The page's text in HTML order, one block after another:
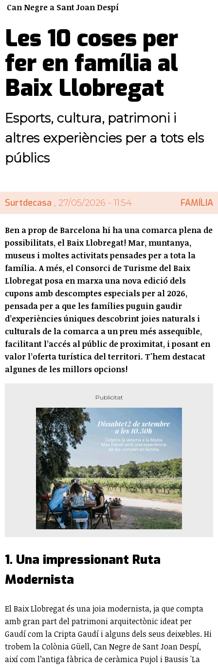
Can Negre a Sant Joan Despí
Les 10 coses per
fer en família al
Baix Llobregat
Esports, cultura, patrimoni i
altres experiències per a tots els
públics
Surtdecasa , 27/05/2026 - 11:54 FAMÍLIA
Ben a prop de Barcelona hi ha una comarca plena de
possibilitats, el Baix Llobregat! Mar, muntanya,
museus i moltes activitats pensades per a tota la
família. A més, el Consorci de Turisme del Baix
Llobregat posa en marxa una nova edició dels
cupons amb descomptes especials per al 2026,
pensada per a que les famílies puguin gaudir
d’experiències úniques descobrint joies naturals i
culturals de la comarca a un preu més assequible,
facilitant l’accés al públic de proximitat, i posant en
valor l’oferta turística del territori. T'hem destacat
algunes de les millors opcions!
1. Una impressionant Ruta
Modernista
El Baix Llobregat és una joia modernista, ja que compta
amb gran part del patrimoni arquitectònic ideat per
Gaudí com la Cripta Gaudí i alguns dels seus deixebles. Hi
trobem la Colònia Güell, Can Negre de Sant Joan Despí,
així com l’antiga fàbrica de ceràmica Pujol i Bausis 'La